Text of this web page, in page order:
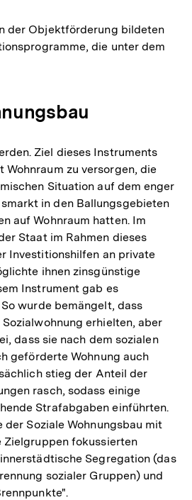
der Objektförderung bildeten
die unter dem
Ziel dieses Instruments
Wohnraum zu versorgen, die
Situation auf dem enger
in den Ballungsgebieten
auf Wohnraum hatten. Im
Staat im Rahmen dieses
Investitionshilfen an private
ihnen zinsgünstige
Instrument gab es
wurde bemängelt, dass
erhielten, aber
dass sie nach dem sozialen
geförderte Wohnung auch
stieg der Anteil der
rasch, sodass einige
Strafabgaben einführten.
Soziale Wohnungsbau mit
fokussierten
Segregation (das
sozialer Gruppen) und